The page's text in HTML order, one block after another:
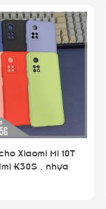
Xiaomi Mi 10T
K30S , nhựa